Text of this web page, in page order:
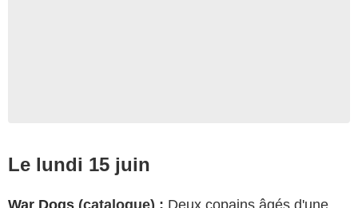
Le lundi 15 juin
War Dogs (catalogue) : Deux copains âgés d'une